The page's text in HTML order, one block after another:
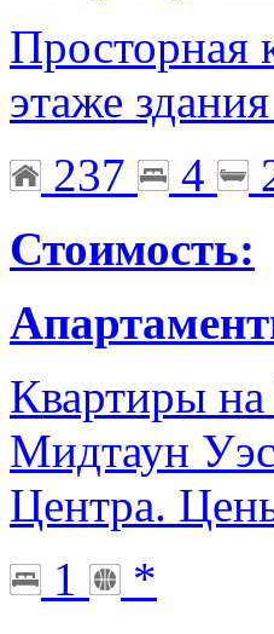
Просторная
этаже
237
4
Стоимость:
Квартиры
Мидтаун
Центра.
1
*